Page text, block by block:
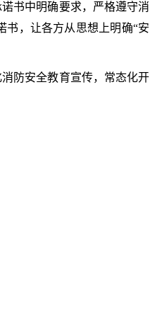
书中明确要求，严格遵守消
书，让各方从思想上明确“安
防安全教育宣传，常态化开